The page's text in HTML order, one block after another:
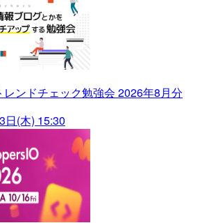
レンドチェック勉強会 2026年8月分
日(木) 15:30